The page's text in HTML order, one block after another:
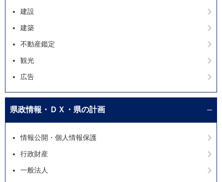
建設
建築
不動産鑑定
観光
広告
県政情報・ＤＸ・県の計画
情報公開・個人情報保護
行政財産
一般法人